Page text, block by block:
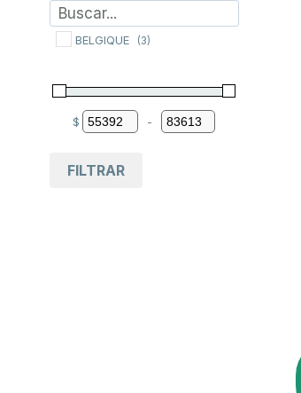
BELGIQUE (3)
$
Minimum Price
-
Maximum Price
FILTRAR